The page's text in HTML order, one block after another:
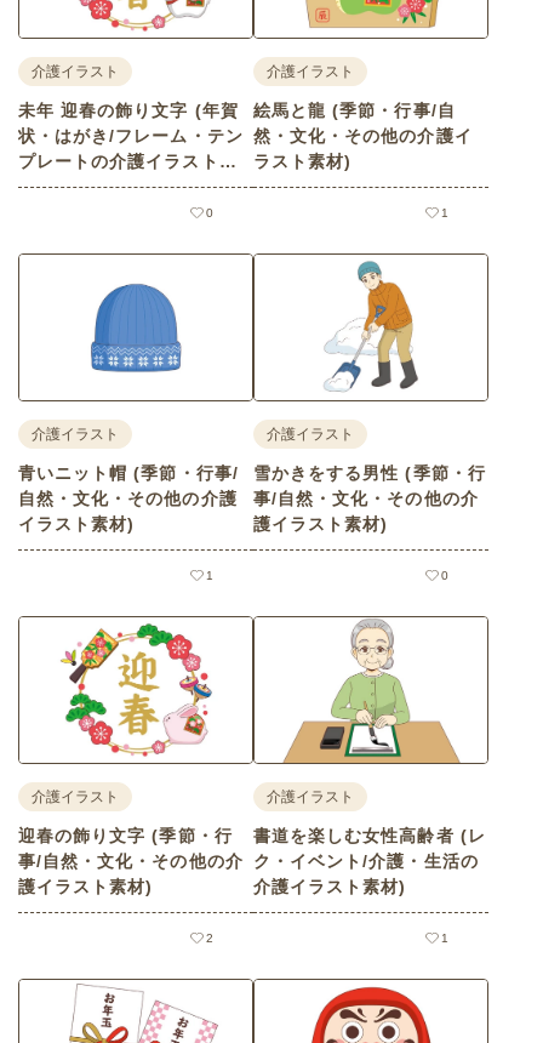
介護イラスト
未年 迎春の飾り文字 (年賀
状・はがき/フレーム・テン
プレートの介護イラスト素
材)
0
介護イラスト
絵馬と龍 (季節・行事/自
然・文化・その他の介護イ
ラスト素材)
1
介護イラスト
青いニット帽 (季節・行事/
自然・文化・その他の介護
イラスト素材)
1
介護イラスト
雪かきをする男性 (季節・行
事/自然・文化・その他の介
護イラスト素材)
0
介護イラスト
迎春の飾り文字 (季節・行
事/自然・文化・その他の介
護イラスト素材)
2
介護イラスト
書道を楽しむ女性高齢者 (レ
ク・イベント/介護・生活の
介護イラスト素材)
1